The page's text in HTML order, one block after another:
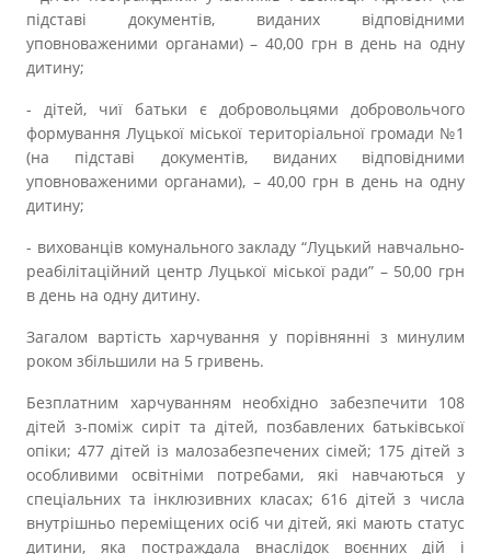
підставі документів, виданих відповідними
уповноваженими органами) – 40,00 грн в день на одну
дитину;
- дітей, чиї батьки є добровольцями добровольчого
формування Луцької міської територіальної громади №1
(на підставі документів, виданих відповідними
уповноваженими органами), – 40,00 грн в день на одну
дитину;
- вихованців комунального закладу “Луцький навчально-
реабілітаційний центр Луцької міської ради” – 50,00 грн
в день на одну дитину.
Загалом вартість харчування у порівнянні з минулим
роком збільшили на 5 гривень.
Безплатним харчуванням необхідно забезпечити 108
дітей з-поміж сиріт та дітей, позбавлених батьківської
опіки; 477 дітей із малозабезпечених сімей; 175 дітей з
особливими освітніми потребами, які навчаються у
спеціальних та інклюзивних класах; 616 дітей з числа
внутрішньо переміщених осіб чи дітей, які мають статус
дитини, яка постраждала внаслідок воєнних дій і